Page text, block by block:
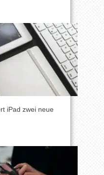
iPad zwei neue